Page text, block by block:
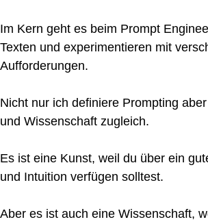
Im Kern geht es beim Prompt
Texten und experimentieren mit
Aufforderungen.
Nicht nur ich definiere Prompting
und Wissenschaft zugleich.
Es ist eine Kunst, weil du über ein
und Intuition verfügen solltest.
Aber es ist auch eine Wissenschaft,